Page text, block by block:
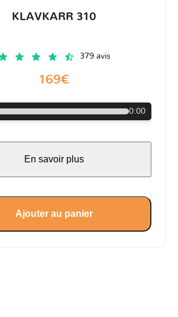
KLAVKARR 310
379 avis
169€
0:00
En savoir plus
Ajouter au panier